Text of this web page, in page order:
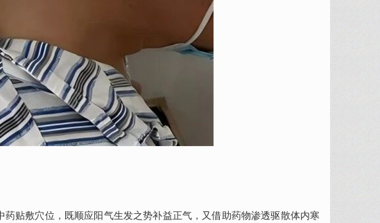
贴敷穴位，既顺应阳气生发之势补益正气，又借助药物渗透驱散体内寒